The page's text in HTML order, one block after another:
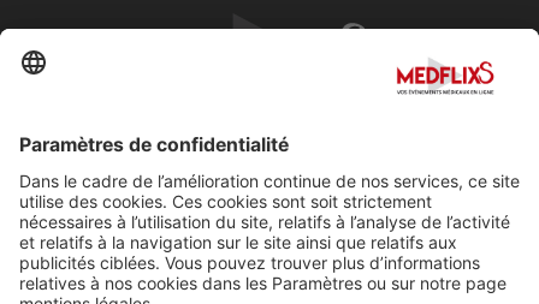
À propos de MedflixS®
Aide
Contact
Mentions légales